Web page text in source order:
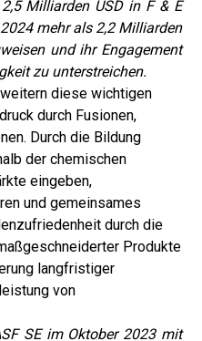
Milliarden USD in F & E
mehr als 2,2 Milliarden
und ihr Engagement
zu unterstreichen.
diese wichtigen
durch Fusionen,
Durch die Bildung
der chemischen
eingeben,
und gemeinsames
durch die
Produkte
langfristiger
von
SE im Oktober 2023 mit